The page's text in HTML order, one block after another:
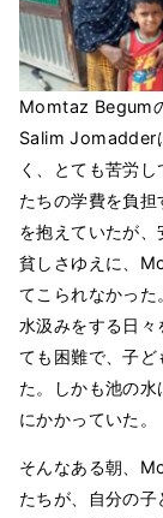
Momtaz Begum
Salim Jomadder
く、とても苦労
たちの学費を負
を抱えていたが、
貧しさゆえに、
てこられなかっ
水汲みをする日々
ても困難で、子
た。しかも池の
にかかっていた。
そんなある朝、
たちが、自分の